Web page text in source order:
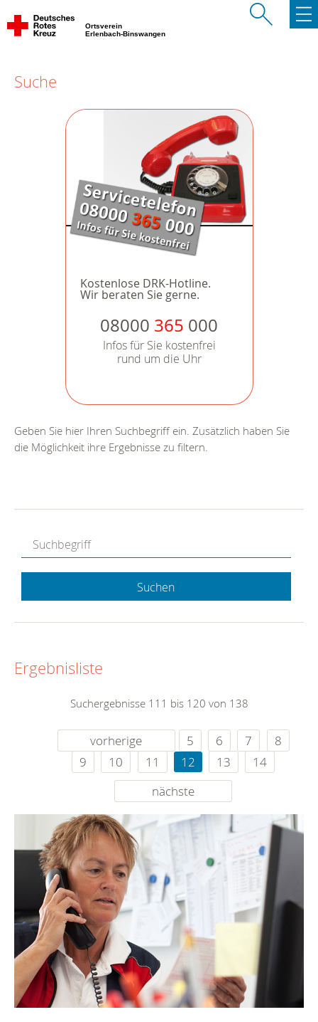
Ortsverein
Erlenbach-Binswangen
Suche
Kostenlose DRK-Hotline.
Wir beraten Sie gerne.
08000 365 000
Infos für Sie kostenfrei
rund um die Uhr
Geben Sie hier Ihren Suchbegriff ein. Zusätzlich haben Sie
die Möglichkeit ihre Ergebnisse zu filtern.
Suchen
Ergebnisliste
Suchergebnisse 111 bis 120 von 138
vorherige 5 6 7
8
9
10 11 12 13
14
nächste